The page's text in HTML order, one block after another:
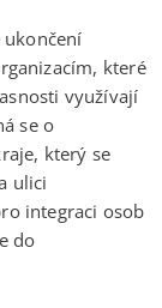
ukončení
které
využívají
se o
který se
ulici
integraci osob
do